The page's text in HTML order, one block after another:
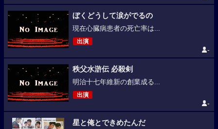
ぼくどうして涙がでるの
現在心臓病患者の死亡率は...
出演
-
秩父水滸伝 必殺剣
明治十七年維新の創業成る...
出演
-
星と俺とできめたんだ